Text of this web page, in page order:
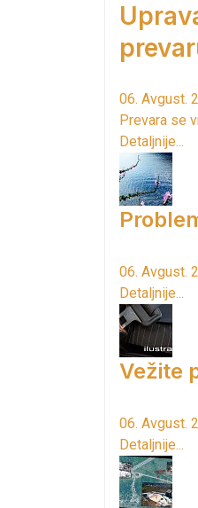
06. Avgust.
Prevara se
Detaljnije...
06. Avgust.
Detaljnije...
Vežite
06. Avgust.
Detaljnije...